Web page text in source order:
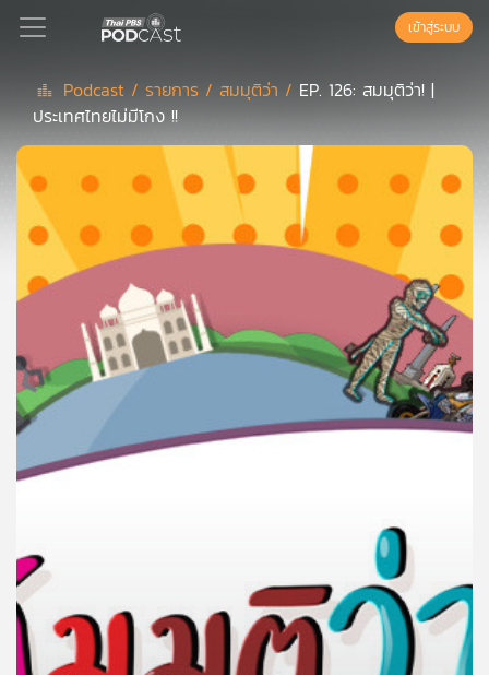
Podcast
เพล
ลิ
สต์
แนะนำ
เพล
ย์
ลิ
ของ
เพลง
บทความ
เข้าสู่ระบบ
Podcast / รายการ /สมมุติว่า / EP. 126: สมมุติว่า! |
ประเทศไทยไม่มีโกง !!